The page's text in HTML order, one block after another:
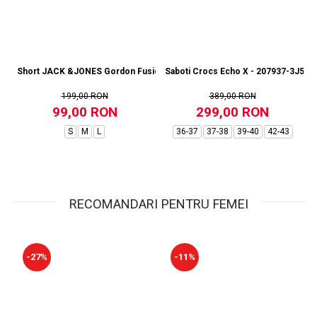
Short JACK &JONES Gordon Fusion SN RP - 12273304-Black RP
199,00 RON
99,00 RON
S M L
Saboti Crocs Echo X - 207937-3J5
389,00 RON
299,00 RON
36-37 37-38 39-40 42-43
RECOMANDARI PENTRU FEMEI
-27% -11%